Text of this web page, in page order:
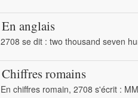
En anglais
2708 se dit : two thousand seven
Chiffres romains
En chiffres romain, 2708 s'écrit :